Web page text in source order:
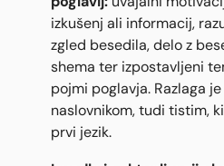
izkušenj ali informacij,
zgled besedila, delo z
shema ter izpostavljeni
pojmi poglavja. Razlaga
naslovnikom, tudi tistim,
prvi jezik.